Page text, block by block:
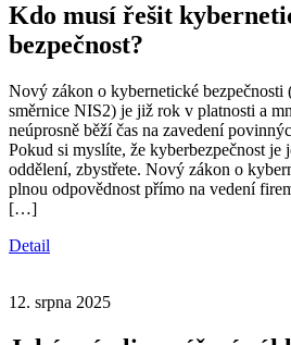
Kdo musí řešit
bezpečnost?
Nový zákon o kybernetické bezpečnosti
směrnice NIS2) je již rok v platnosti a
neúprosně běží čas na zavedení
Pokud si myslíte, že kyberbezpečnost je
oddělení, zbystřete. Nový zákon o
plnou odpovědnost přímo na vedení
[…]
Detail
12. srpna 2025